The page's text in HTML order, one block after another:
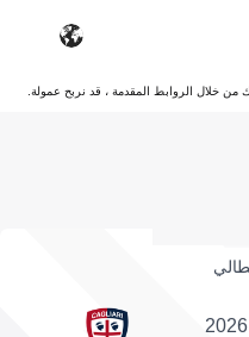
خلال الروابط المقدمة ، قد نربح عمولة.